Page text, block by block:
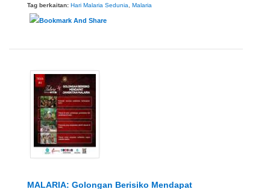
Tag berkaitan: Hari Malaria Sedunia Malaria
MALARIA: Golongan Berisiko Mendapat